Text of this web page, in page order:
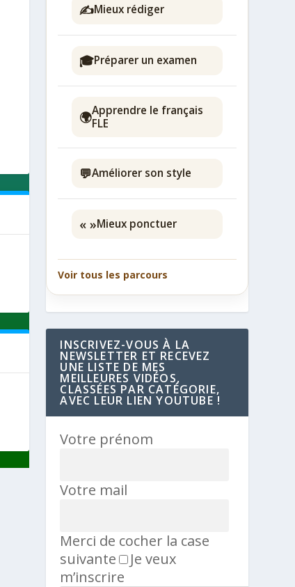
✍️Mieux rédiger
🎓Préparer un examen
🌍Apprendre le français
FLE
💬Améliorer son style
« »Mieux ponctuer
Voir tous les parcours
INSCRIVEZ-VOUS À LA
NEWSLETTER ET RECEVEZ
UNE LISTE DE MES
MEILLEURES VIDÉOS,
CLASSÉES PAR CATÉGORIE,
AVEC LEUR LIEN YOUTUBE !
Votre prénom
Votre mail
Merci de cocher la case
suivante
Je veux
m’inscrire